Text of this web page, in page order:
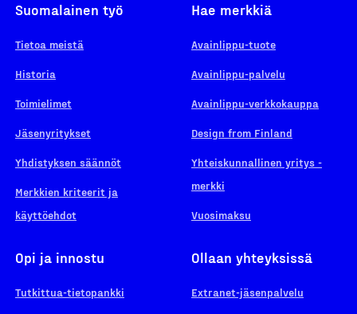
Suomalainen työ
Tietoa meistä
Historia
Toimielimet
Jäsenyritykset
Yhdistyksen säännöt
Merkkien kriteerit ja
käyttöehdot
Hae merkkiä
Avainlippu-tuote
Avainlippu-palvelu
Avainlippu-verkkokauppa
Design from Finland
Yhteiskunnallinen yritys -
merkki
Vuosimaksu
Opi ja innostu
Tutkittua-tietopankki
Ollaan yhteyksissä
Extranet-jäsenpalvelu